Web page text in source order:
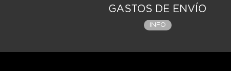
GASTOS DE ENVÍO
INFO